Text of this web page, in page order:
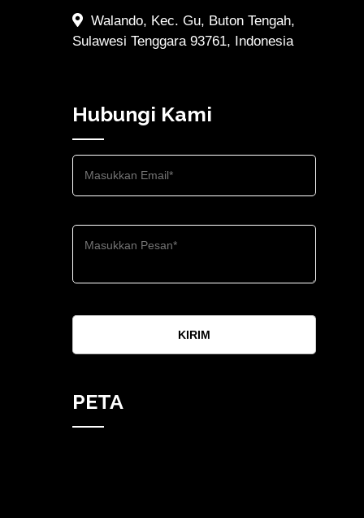
Walando, Kec. Gu, Buton Tengah,
Sulawesi Tenggara 93761, Indonesia
Hubungi Kami
KIRIM
PETA